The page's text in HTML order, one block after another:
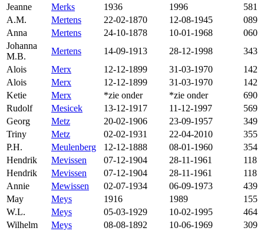
Jeanne
Merks 1936 1996
581
A.M.
Mertens 22-02-1870 12-08-1945
089
Anna
Mertens 24-10-1878 10-01-1968
060
Johanna
M.B.
Mertens 14-09-1913 28-12-1998
343
Alois
Merx 12-12-1899 31-03-1970
142
Alois
Merx 12-12-1899 31-03-1970
142
Ketie
Merx *zie onder *zie onder
690
Rudolf
Mesicek 13-12-1917 11-12-1997
569
Georg
Metz 20-02-1906 23-09-1957
349
Triny
Metz 02-02-1931 22-04-2010
355
P.H.
Meulenberg 12-12-1888 08-01-1960
354
Hendrik
Mevissen 07-12-1904 28-11-1961
118
Hendrik
Mevissen 07-12-1904 28-11-1961
118
Annie
Mewissen 02-07-1934 06-09-1973
439
May
Meys 1916 1989
155
W.L.
Meys 05-03-1929 10-02-1995
464
Wilhelm
Meys 08-08-1892 10-06-1969
309